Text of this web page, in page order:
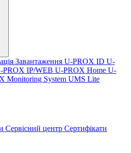
Завантаження U-PROX ID U-
IP/WEB U-PROX Home U-
Monitoring System UMS Lite
Сервісний центр Сертифікати